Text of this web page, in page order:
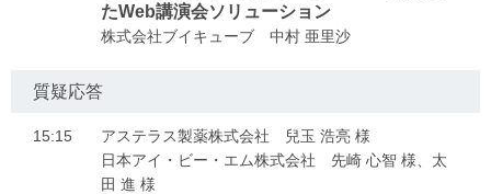
たWeb講演会ソリューション
株式会社ブイキューブ 中村 亜里沙
質疑応答
15:15
アステラス製薬株式会社 兒玉 浩亮 様
日本アイ・ビー・エム株式会社 先崎 心智 様、太
田 進 様